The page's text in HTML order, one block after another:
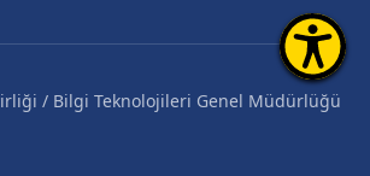
/ Bilgi Teknolojileri Genel Müdürlüğü